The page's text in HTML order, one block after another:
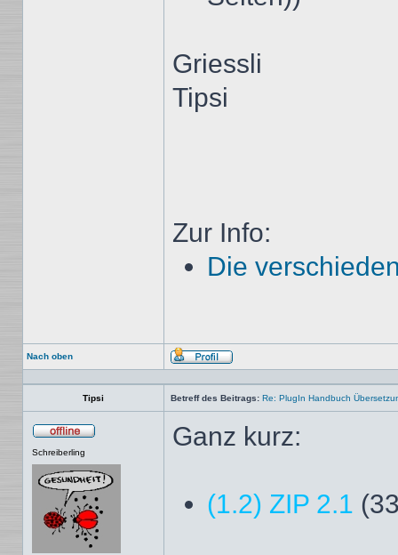
Griessli
Tipsi
Zur Info:
Die
Nach oben
Profil
Tipsi Betreff des Beitrags: Re: PlugIn Handbuch
Schreiberling
Ganz kurz:
(1.2) ZIP 2.1